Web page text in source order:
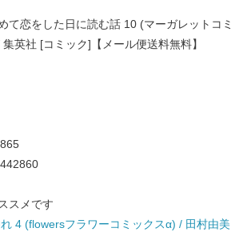
て恋をした日に読む話 10 (マーガレットコミ
英社 [コミック]【メール便送料無料】
スメです
4 (flowersフラワーコミックスα) / 田村由美